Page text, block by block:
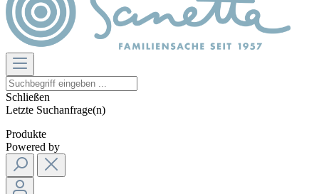
Schließen
Letzte Suchanfrage(n)
Produkte
Powered by